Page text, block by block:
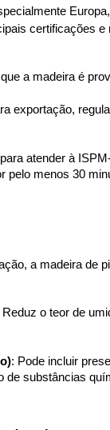
certificações
a madeira é
exportação,
atender à
pelo menos 30
a madeira de
Reduz o teor de
: Pode incluir
de substâncias